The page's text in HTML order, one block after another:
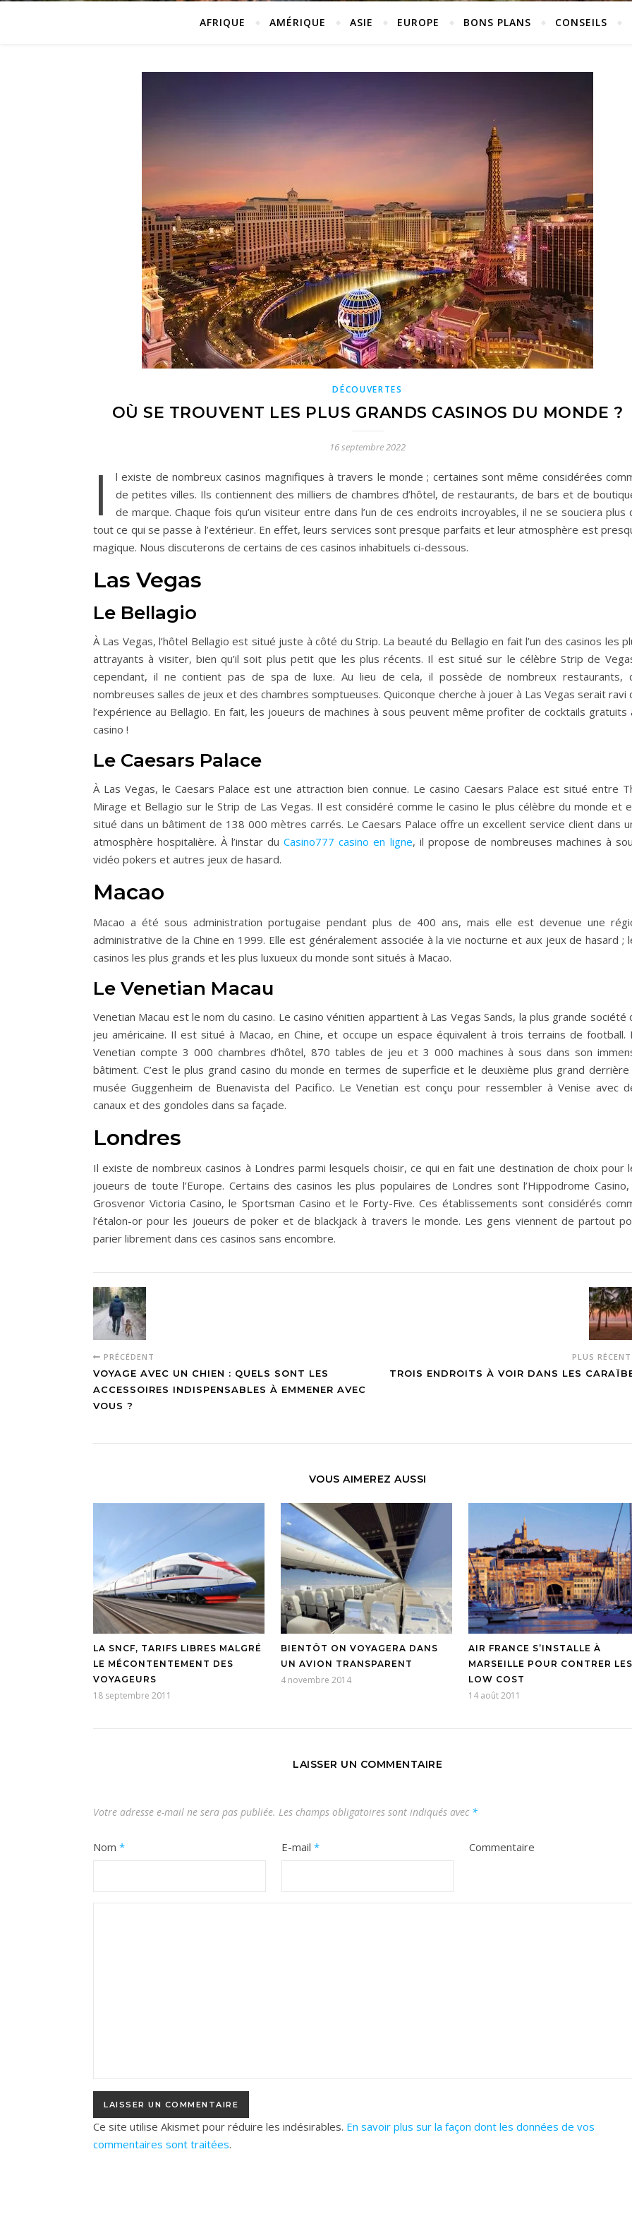
AFRIQUE AMÉRIQUE ASIE EUROPE BONS PLANS CONSEILS
DÉCOUVERTES
OÙ SE TROUVENT LES PLUS GRANDS CASINOS DU MONDE ?
16 septembre 2022
I
l existe de nombreux casinos magnifiques à travers le monde ; certaines sont même considérées
de petites villes. Ils contiennent des milliers de chambres d’hôtel, de restaurants, de bars et de
de marque. Chaque fois qu’un visiteur entre dans l’un de ces endroits incroyables, il ne se souciera plus
tout ce qui se passe à l’extérieur. En effet, leurs services sont presque parfaits et leur atmosphère est
magique. Nous discuterons de certains de ces casinos inhabituels ci-dessous.
Las Vegas
Le Bellagio
À Las Vegas, l’hôtel Bellagio est situé juste à côté du Strip. La beauté du Bellagio en fait l’un des casinos les
attrayants à visiter, bien qu’il soit plus petit que les plus récents. Il est situé sur le célèbre Strip de
cependant, il ne contient pas de spa de luxe. Au lieu de cela, il possède de nombreux restaurants,
nombreuses salles de jeux et des chambres somptueuses. Quiconque cherche à jouer à Las Vegas serait ravi
l’expérience au Bellagio. En fait, les joueurs de machines à sous peuvent même profiter de cocktails gratuits
casino !
Le Caesars Palace
À Las Vegas, le Caesars Palace est une attraction bien connue. Le casino Caesars Palace est situé entre
Mirage et Bellagio sur le Strip de Las Vegas. Il est considéré comme le casino le plus célèbre du monde et
situé dans un bâtiment de 138 000 mètres carrés. Le Caesars Palace offre un excellent service client dans
atmosphère hospitalière. À l’instar duCasino777 casino en ligne, il propose de nombreuses machines à
vidéo pokers et autres jeux de hasard.
Macao
Macao a été sous administration portugaise pendant plus de 400 ans, mais elle est devenue une
administrative de la Chine en 1999. Elle est généralement associée à la vie nocturne et aux jeux de hasard ;
casinos les plus grands et les plus luxueux du monde sont situés à Macao.
Le Venetian Macau
Venetian Macau est le nom du casino. Le casino vénitien appartient à Las Vegas Sands, la plus grande société
jeu américaine. Il est situé à Macao, en Chine, et occupe un espace équivalent à trois terrains de football.
Venetian compte 3 000 chambres d’hôtel, 870 tables de jeu et 3 000 machines à sous dans son
bâtiment. C’est le plus grand casino du monde en termes de superficie et le deuxième plus grand
musée Guggenheim de Buenavista del Pacifico. Le Venetian est conçu pour ressembler à Venise avec
canaux et des gondoles dans sa façade.
Londres
Il existe de nombreux casinos à Londres parmi lesquels choisir, ce qui en fait une destination de choix pour
joueurs de toute l’Europe. Certains des casinos les plus populaires de Londres sont l’Hippodrome
Grosvenor Victoria Casino, le Sportsman Casino et le Forty-Five. Ces établissements sont considérés
l’étalon-or pour les joueurs de poker et de blackjack à travers le monde. Les gens viennent de partout
parier librement dans ces casinos sans encombre.
PRÉCÉDENT
VOYAGE AVEC UN CHIEN : QUELS SONT LES
ACCESSOIRES INDISPENSABLES À EMMENER AVEC
VOUS ?
PLUS
TROIS ENDROITS À VOIR DANS LES
VOUS AIMEREZ AUSSI
LA SNCF, TARIFS LIBRES MALGRÉ
LE MÉCONTENTEMENT DES
VOYAGEURS
18 septembre 2011
BIENTÔT ON VOYAGERA DANS
UN AVION TRANSPARENT
4 novembre 2014
AIR FRANCE S’INSTALLE À
MARSEILLE POUR CONTRER LES
LOW COST
14 août 2011
LAISSER UN COMMENTAIRE
Votre adresse e-mail ne sera pas publiée. Les champs obligatoires sont indiqués avec *
Nom * E-mail * Commentaire
Ce site utilise Akismet pour réduire les indésirables. En savoir plus sur la façon dont les données de vos
commentaires sont traitées.